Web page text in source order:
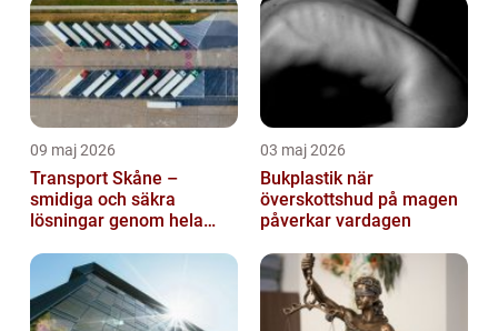
09 maj 2026
Transport Skåne –
smidiga och säkra
lösningar genom hela
03 maj 2026
Bukplastik när
överskottshud på magen
påverkar vardagen